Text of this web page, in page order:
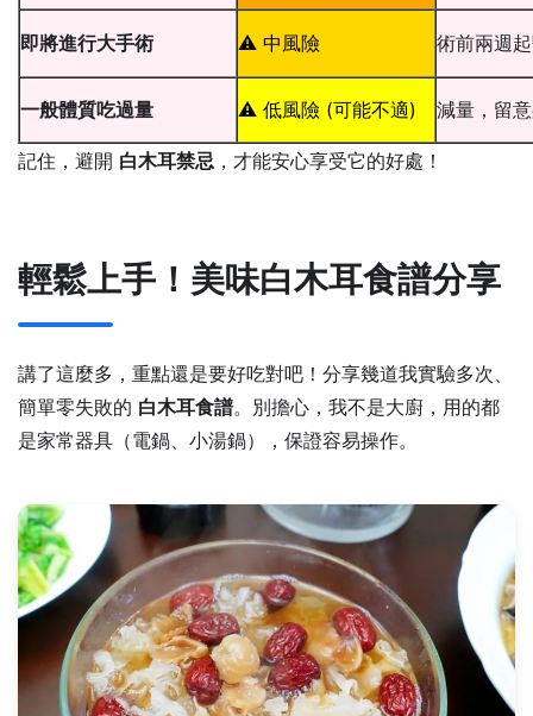
即將進行大手術 ⚠️ 中風險 術前兩週
一般體質吃過量 ⚠️ 低風險 (可能不適) 減量，留
記住，避開 白木耳禁忌 ，才能安心享受它的好處！
輕鬆上手！美味白木耳食譜分享
講了這麼多，重點還是要好吃對吧！分享幾道我實驗多次、
簡單零失敗的 白木耳食譜。別擔心，我不是大廚，用的都
是家常器具（電鍋、小湯鍋），保證容易操作。